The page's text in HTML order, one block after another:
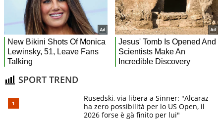
SPORT TREND
Rusedski, via libera a Sinner: "Alcaraz
ha zero possibilità per lo US Open, il
2026 forse è gà finito per lui"